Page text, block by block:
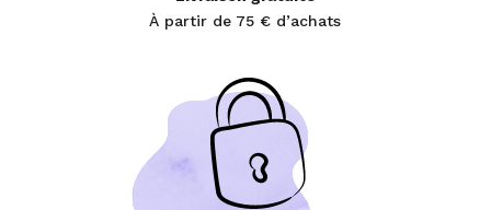
À partir de 75 € d’achats